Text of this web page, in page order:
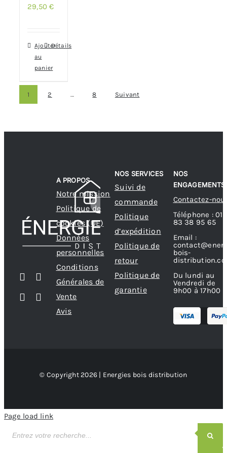
29,50€
Ajouter
au
panier
Détails
1 2 … 8 Suivant
A PROPOS
Notre mission
Politique de
cookies (UE)
Données
personnelles
Conditions
Générales de
Vente
Avis
NOS SERVICES
Suivi de
commande
Politique
d’expédition
Politique de
retour
Politique de
garantie
NOS
ENGAGEMENTS
Contactez-
Téléphone : 01
83 38 95 65
Email :
bois-
Du lundi au
Vendredi de
9h00 à 17h00
© Copyright 2026 | Energies bois distribution
Page load link
de